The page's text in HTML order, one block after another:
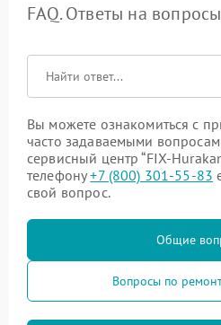
FAQ. Ответы на вопросы
Вы можете ознакомиться с
часто задаваемыми
сервисный центр “FIX-
телефону+7 (800) 301-55-83
свой вопрос.
Общие
Вопросы по